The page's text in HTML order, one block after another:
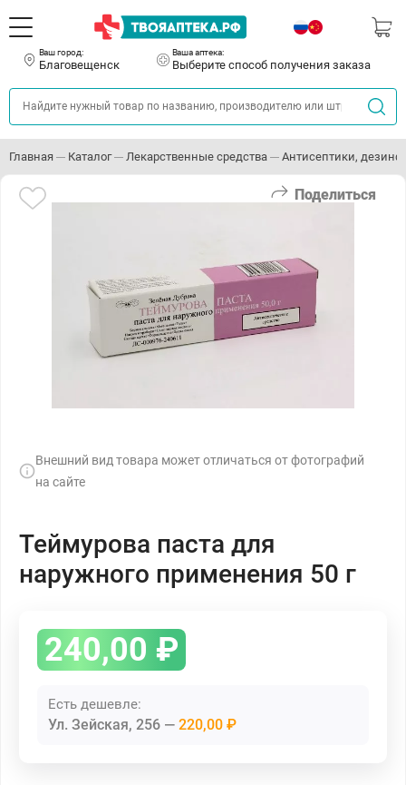
Ваш город:
Благовещенск
Ваша аптека:
Выберите способ получения заказа
Главная Каталог Лекарственные средства Антисептики,
Поделиться
Внешний вид товара может отличаться от фотографий
на сайте
Теймурова паста для
наружного применения 50 г
240,00 ₽
Есть дешевле:
Ул. Зейская, 256 220,00 ₽